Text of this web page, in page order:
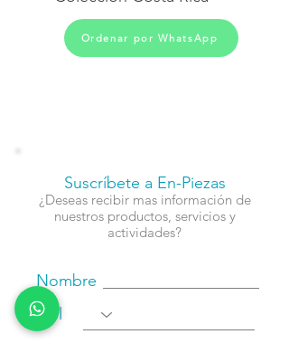
Ordenar por WhatsApp
Nombre
Suscríbete a En-Piezas
¿Deseas recibir mas información de
nuestros productos, servicios y
actividades?
Cel